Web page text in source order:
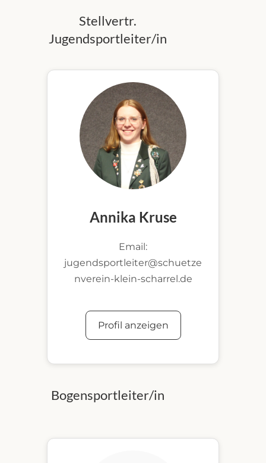
Stellvertr.
Jugendsportleiter/in
Annika Kruse
Email:
jugendsportleiter@schuetze
nverein-klein-scharrel.de
Profil anzeigen
Bogensportleiter/in